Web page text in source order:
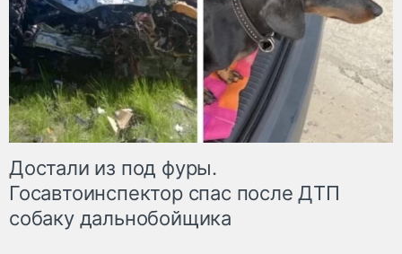
Достали из под фуры.
Госавтоинспектор спас после ДТП
собаку дальнобойщика